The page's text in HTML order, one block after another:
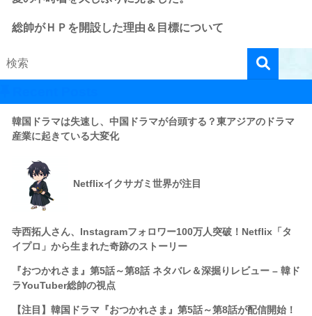
総帥がＨＰを開設した理由＆目標について
韓国ドラマは失速し、中国ドラマが台頭する？東アジアのドラマ
産業に起きている大変化
Netflixイクサガミ世界が注目
寺西拓人さん、Instagramフォロワー100万人突破！Netflix「タ
イプロ」から生まれた奇跡のストーリー
『おつかれさま』第5話～第8話 ネタバレ＆深掘りレビュー – 韓ド
ラYouTuber総帥の視点
【注目】韓国ドラマ『おつかれさま』第5話～第8話が配信開始！